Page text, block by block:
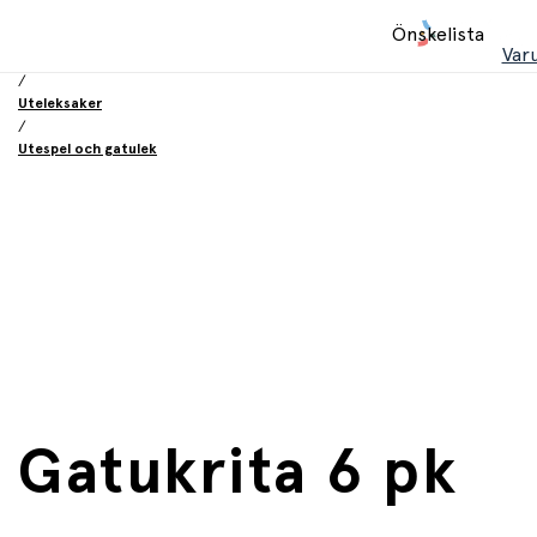
Önskelista
/
Uteleksaker
/
Utespel och gatulek
Gatukrita 6 pk